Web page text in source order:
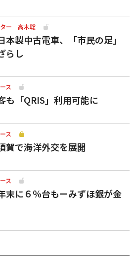
ター 高木聡
本製中古電車、「市民の足」
らし
ス
も「QRIS」利用可能に
ス
賀で海洋外交を展開
ス
末に６％台もーみずほ銀が金